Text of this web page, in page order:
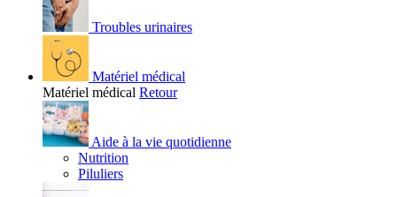
Troubles urinaires
Matériel médical
Matériel médical Retour
Aide à la vie quotidienne
Nutrition
Piluliers